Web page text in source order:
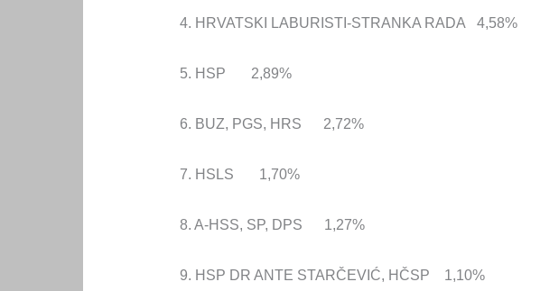
4. HRVATSKI LABURISTI-STRANKA RADA 4,58%
5. HSP 2,89%
6. BUZ, PGS, HRS 2,72%
7. HSLS 1,70%
8. A-HSS, SP, DPS 1,27%
9. HSP DR ANTE STARČEVIĆ, HČSP 1,10%